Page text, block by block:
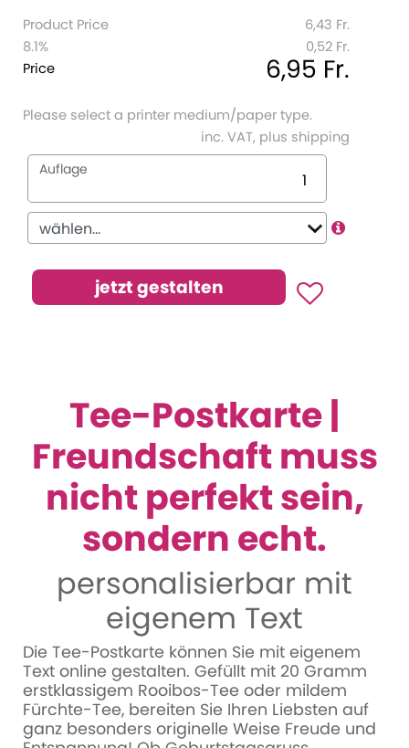
Product Price
6,43 Fr.
8.1%
0,52 Fr.
Price
6,95 Fr.
Please select a printer medium/paper type.
inc. VAT, plus shipping
Auflage
Tee-Postkarte |
Freundschaft muss
nicht perfekt sein,
sondern echt.
personalisierbar mit
eigenem Text
Die Tee-Postkarte können Sie mit eigenem
Text online gestalten. Gefüllt mit 20 Gramm
erstklassigem Rooibos-Tee oder mildem
Fürchte-Tee, bereiten Sie Ihren Liebsten auf
ganz besonders originelle Weise Freude und